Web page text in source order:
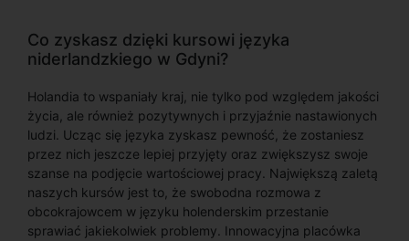
Co zyskasz dzięki kursowi języka
niderlandzkiego w Gdyni?
Holandia to wspaniały kraj, nie tylko pod względem jakości
życia, ale również pozytywnych i przyjaźnie nastawionych
ludzi. Ucząc się języka zyskasz pewność, że zostaniesz
przez nich jeszcze lepiej przyjęty oraz zwiększysz swoje
szanse na podjęcie wartościowej pracy. Największą zaletą
naszych kursów jest to, że swobodna rozmowa z
obcokrajowcem w języku holenderskim przestanie
sprawiać jakiekolwiek problemy. Innowacyjna placówka